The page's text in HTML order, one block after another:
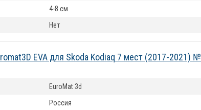
4-8 см
Нет
EVA для Skoda Kodiaq 7 мест (2017-2021) №
EuroMat 3d
Россия